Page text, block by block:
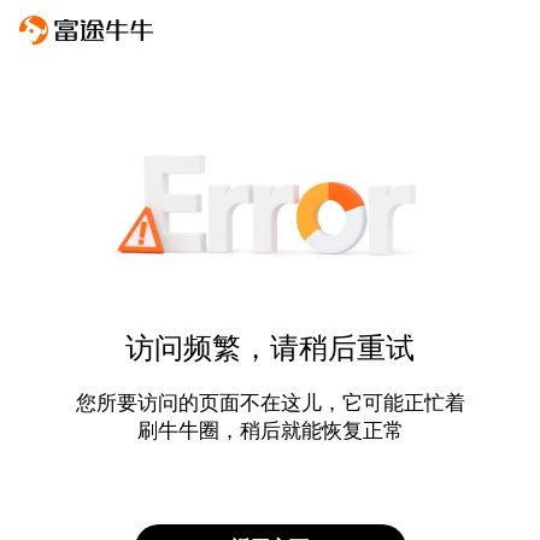
访问频繁，请稍后重试
您所要访问的页面不在这儿，它可能正忙着
刷牛牛圈，稍后就能恢复正常